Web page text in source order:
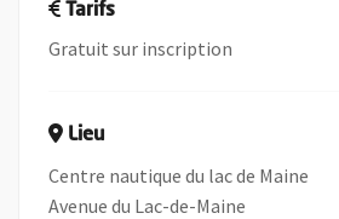
Tarifs
Gratuit sur inscription
Lieu
Centre nautique du lac de Maine
Avenue du Lac-de-Maine